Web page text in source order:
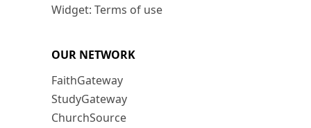
Widget: Terms of use
OUR NETWORK
FaithGateway
StudyGateway
ChurchSource